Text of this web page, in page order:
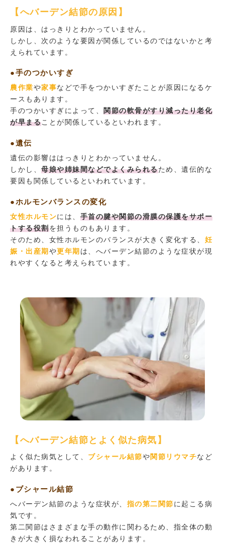
【へバーデン結節の原因】
原因は、はっきりとわかっていません。
しかし、次のような要因が関係しているのではないかと考
えられています。
●手のつかいすぎ
農作業や家事などで手をつかいすぎたことが原因になるケ
ースもあります。
手のつかいすぎによって、
関節の軟骨がすり減ったり老化
が早まることが関係しているといわれます。
●遺伝
遺伝の影響ははっきりとわかっていません。
しかし、 母娘や姉妹間などでよくみられるため、遺伝的な
要因も関係しているといわれています。
●ホルモンバランスの変化
女性ホルモンには、 手首の腱や関節の滑膜の保護をサポー
トする役割を担うものもあります。
そのため、女性ホルモンのバランスが大きく変化する、 妊
娠・出産期 や更年期 は、へバーデン結節のような症状が現
れやすくなると考えられています。
【へバーデン結節とよく似た病気】
よく似た病気として、 ブシャール結節や関節リウマチなど
があります。
●ブシャール結節
へバーデン結節のような症状が、 指の第二関節に起こる病
気です。
第二関節はさまざまな手の動作に関わるため、指全体の動
きが大きく損なわれることがあります。